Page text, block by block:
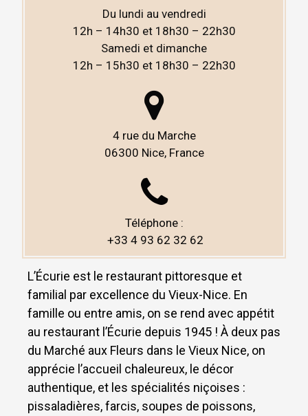
Du lundi au vendredi
12h – 14h30 et 18h30 – 22h30
Samedi et dimanche
12h – 15h30 et 18h30 – 22h30
4 rue du Marche
06300 Nice, France
Téléphone :
+33 4 93 62 32 62
L’Écurie est le restaurant pittoresque et
familial par excellence du Vieux-Nice. En
famille ou entre amis, on se rend avec appétit
au restaurant l’Écurie depuis 1945 ! À deux pas
du Marché aux Fleurs dans le Vieux Nice, on
apprécie l’accueil chaleureux, le décor
authentique, et les spécialités niçoises :
pissaladières, farcis, soupes de poissons,